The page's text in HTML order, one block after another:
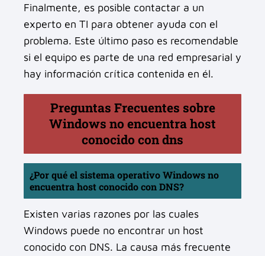
Finalmente, es posible contactar a un
experto en TI para obtener ayuda con el
problema. Este último paso es recomendable
si el equipo es parte de una red empresarial y
hay información crítica contenida en él.
Preguntas Frecuentes sobre
Windows no encuentra host
conocido con dns
¿Por qué el sistema operativo Windows no
encuentra host conocido con DNS?
Existen varias razones por las cuales
Windows puede no encontrar un host
conocido con DNS. La causa más frecuente